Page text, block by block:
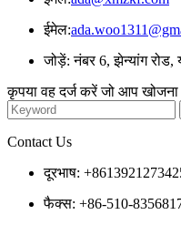
ईमेल:
जोड़ें: नंबर 6, झेन्यांग रोड,
कृपया वह दर्ज करें जो आप खोजना
Contact Us
दूरभाष:
फैक्स: +86-510-